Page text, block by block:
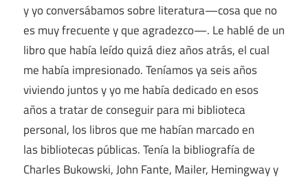
y yo conversábamos sobre literatura—cosa que no
es muy frecuente y que agradezco—. Le hablé de un
libro que había leído quizá diez años atrás, el cual
me había impresionado. Teníamos ya seis años
viviendo juntos y yo me había dedicado en esos
años a tratar de conseguir para mi biblioteca
personal, los libros que me habían marcado en
las bibliotecas públicas. Tenía la bibliografía de
Charles Bukowski, John Fante, Mailer, Hemingway y